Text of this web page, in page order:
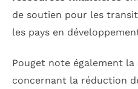
de soutien pour les
les pays en
Pouget note également la
concernant la réduction